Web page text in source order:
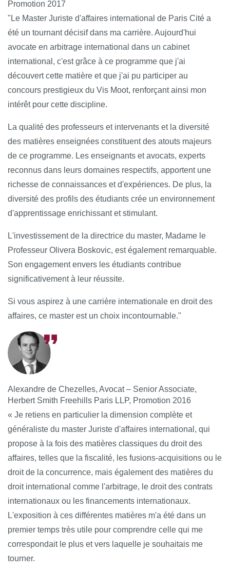
Promotion 2017
" Le Master Juriste d'affaires international de Paris Cité a
été un tournant décisif dans ma carrière. Aujourd'hui
avocate en arbitrage international dans un cabinet
international, c'est grâce à ce programme que j'ai
découvert cette matière et que j'ai pu participer au
concours prestigieux du Vis Moot, renforçant ainsi mon
intérêt pour cette discipline.
La qualité des professeurs et intervenants et la diversité
des matières enseignées constituent des atouts majeurs
de ce programme. Les enseignants et avocats, experts
reconnus dans leurs domaines respectifs, apportent une
richesse de connaissances et d'expériences. De plus, la
diversité des profils des étudiants crée un environnement
d'apprentissage enrichissant et stimulant.
L'investissement de la directrice du master, Madame le
Professeur Olivera Boskovic, est également remarquable.
Son engagement envers les étudiants contribue
significativement à leur réussite.
Si vous aspirez à une carrière internationale en droit des
affaires, ce master est un choix incontournable."
Alexandre de Chezelles, Avocat – Senior Associate,
Herbert Smith Freehills Paris LLP, Promotion 2016
« Je retiens en particulier la dimension complète et
généraliste du master Juriste d'affaires international, qui
propose à la fois des matières classiques du droit des
affaires, telles que la fiscalité, les fusions-acquisitions ou le
droit de la concurrence, mais également des matières du
droit international comme l'arbitrage, le droit des contrats
internationaux ou les financements internationaux.
L'exposition à ces différentes matières m'a été dans un
premier temps très utile pour comprendre celle qui me
correspondait le plus et vers laquelle je souhaitais me
tourner.